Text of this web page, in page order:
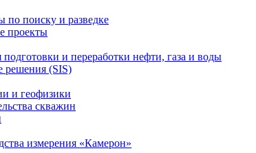
по поиску и разведке
проекты
и переработки нефти, газа и воды
решения (SIS)
и геофизики
скважин
измерения «Камерон»